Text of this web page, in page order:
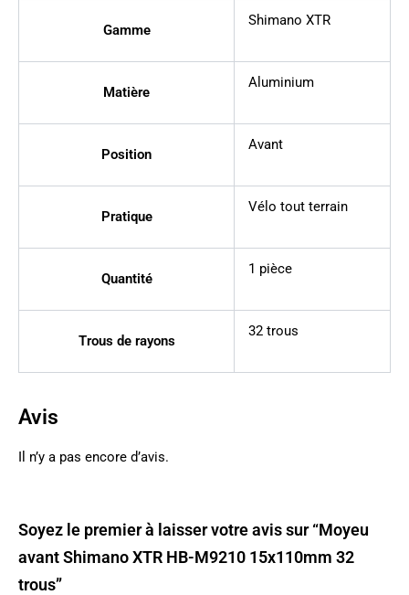
Gamme
Shimano XTR
Matière
Aluminium
Position
Avant
Pratique
Vélo tout terrain
Quantité
1 pièce
Trous de rayons
32 trous
Avis
Il n’y a pas encore d’avis.
Soyez le premier à laisser votre avis sur “Moyeu
avant Shimano XTR HB-M9210 15x110mm 32
trous”